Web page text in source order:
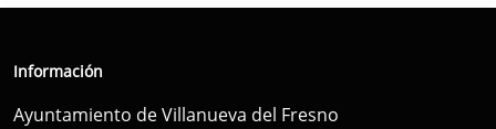
Información
Ayuntamiento de Villanueva del Fresno